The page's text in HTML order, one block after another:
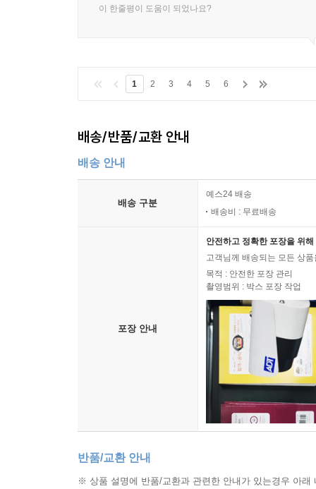
이 한줄평이 도움이 되었나요?
1 2 3 4 5 6
배송/반품/교환 안내
배송 안내
배송 구분
예스24 배송
배송비 : 무료배송
포장 안내
안전하고 정확한 포장을 위
고객님께 배송되는 모든 상
목적 : 안전한 포장 관리
촬영범위 : 박스 포장 작업
반품/교환 안내
※ 상품 설명에 반품/교환과 관련한 안내가 있는경우 아